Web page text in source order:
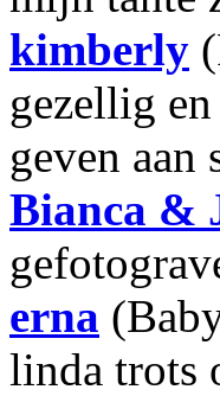
kimberly
gezellig
geven
Bianca &
erna
linda trots